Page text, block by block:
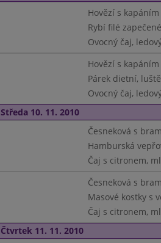
Hovězí s kapáním
Rybí filé
Ovocný čaj,
Hovězí s kapáním
Párek dietní,
Ovocný čaj,
Středa 10. 11. 2010
Česneková s
Hamburská
Čaj s citronem,
Česneková s
Masové kostky s
Čaj s citronem,
Čtvrtek 11. 11. 2010